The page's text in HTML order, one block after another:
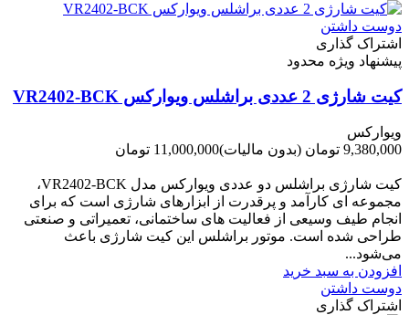
دوست داشتن
اشتراک گذاری
پیشنهاد ویژه محدود
کیت شارژی 2 عددی براشلس ویوارکس VR2402-BCK
ویوارکس
9,380,000 تومان
(بدون مالیات)11,000,000 تومان
کیت شارژی براشلس دو عددی ویوارکس مدل VR2402-BCK،
مجموعه ای کارآمد و پرقدرت از ابزارهای شارژی است که برای
انجام طیف وسیعی از فعالیت های ساختمانی، تعمیراتی و صنعتی
طراحی شده است. موتور براشلس این کیت شارژی باعث
می‌شود...
افزودن به سبد خرید
دوست داشتن
اشتراک گذاری